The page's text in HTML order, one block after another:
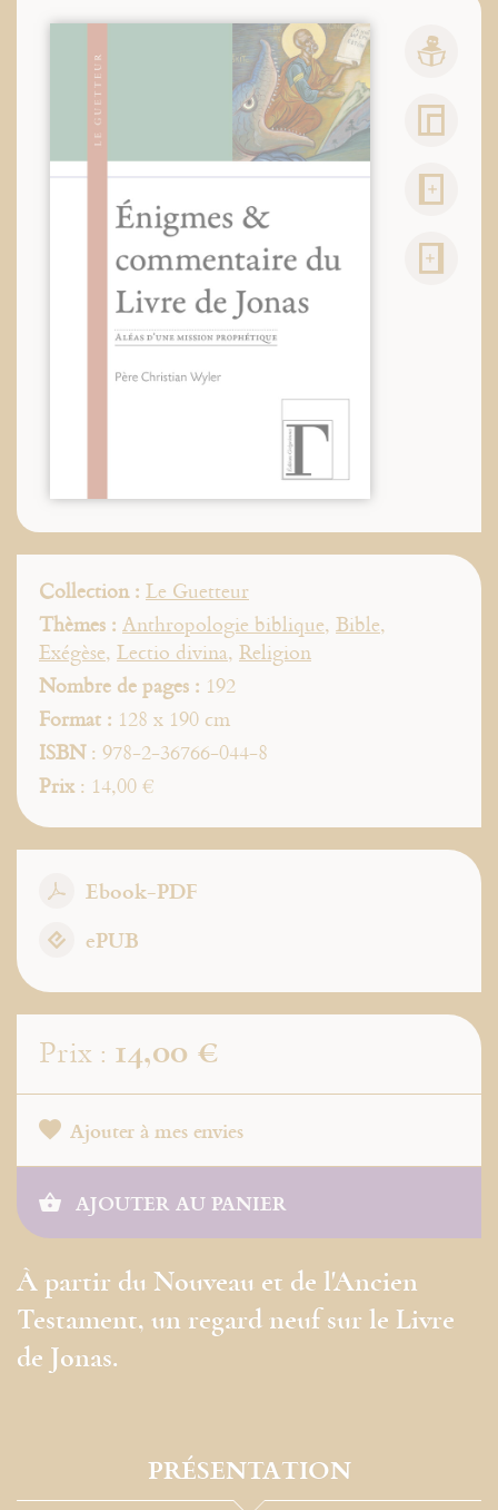
Collection : Le Guetteur
Thèmes : Anthropologie biblique, Bible,
Exégèse, Lectio divina, Religion
Nombre de pages : 192
Format : 128 x 190 cm
ISBN: 978-2-36766-044-8
Prix: 14,00 €
Ebook-PDF
ePUB
Prix : 14,00 €
Ajouter à mes envies
AJOUTER AU PANIER
À partir du Nouveau et de l'Ancien
Testament, un regard neuf sur le Livre
de Jonas.
PRÉSENTATION